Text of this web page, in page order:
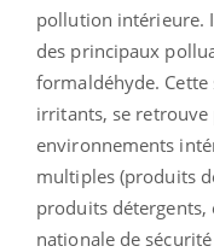
pollution intérieure.
des principaux
formaldéhyde. Cette
irritants, se
environnements
multiples (produits
produits détergents,
nationale de